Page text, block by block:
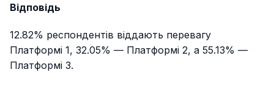
Відповідь
12.82% респондентів віддають перевагу
Платформі 1, 32.05% — Платформі 2, а 55.13% —
Платформі 3.